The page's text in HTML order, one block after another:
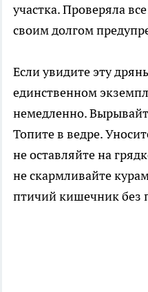
участка. Проверяла
своим долгом
Если увидите эту
единственном
немедленно.
Топите в ведре.
не оставляйте на
не скармливайте
птичий кишечник без